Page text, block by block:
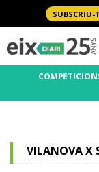
SUBSCRIU-
VILANOVA X